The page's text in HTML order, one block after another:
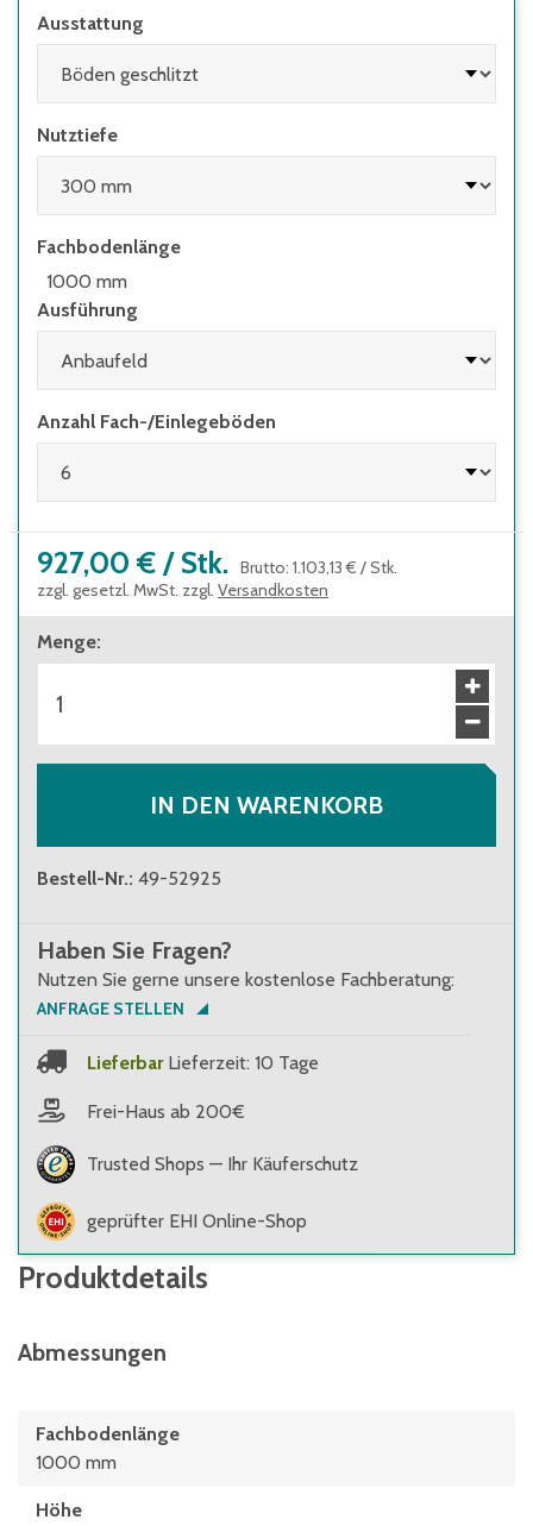
Bauweise ohne Traversen, mit
Diagonalverbänden
alle Bauteile aus hochwertigem V2A Edelstahl
(Werkstoff 4301)
beständig gegen Wärme, Kälte und viele
zur besseren Durchlüftung auch mit
geschlitzten Böden
schneller und einfacher Aufbau durch
schraublose Montage spart Zeit
jederzeit erweiterbar
Fachböden im Raster von 25 mm
alle Gewichtsangaben gelten bei
gleichmäßig verteilter Last
Ausstattung
Nutztiefe
Fachbodenlänge
1000 mm
Ausführung
Anzahl Fach-/Einlegeböden
927,00 € / Stk. Brutto: 1.103,13 € /Stk.
zzgl. gesetzl. MwSt. zzgl. Versandkosten
Menge:
IN DEN WARENKORB
Bestell-Nr.: 49-52925
Haben Sie Fragen?
Nutzen Sie gerne unsere kostenlose Fachberatung:
ANFRAGE STELLEN
Lieferbar Lieferzeit: 10 Tage
Frei-Haus ab 200€
Trusted Shops — Ihr Käuferschutz
geprüfter EHI Online-Shop
Produktdetails
Abmessungen
Fachbodenlänge
1000 mm
Höhe